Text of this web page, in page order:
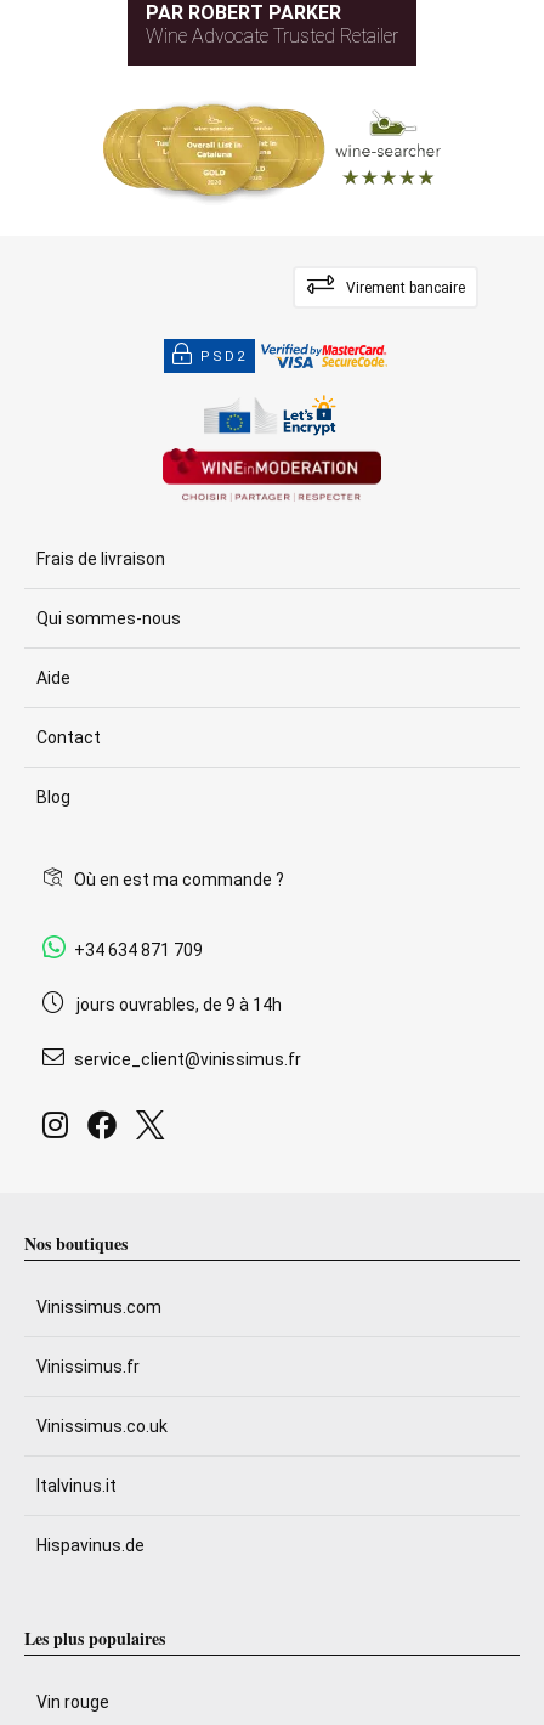
PAR ROBERT PARKER
Wine Advocate Trusted Retailer
Virement bancaire
PSD2
Frais de livraison
Qui sommes-nous
Aide
Contact
Blog
Où en est ma commande ?
+34 634 871 709
jours ouvrables, de 9 à 14h
service_client@vinissimus.fr
Nos boutiques
Vinissimus.com
Vinissimus.fr
Vinissimus.co.uk
Italvinus.it
Hispavinus.de
Les plus populaires
Vin rouge